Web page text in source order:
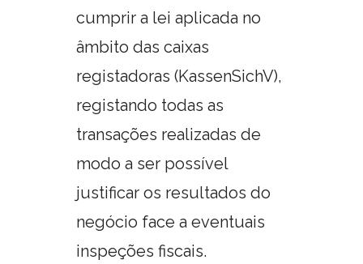
cumprir a lei aplicada no
âmbito das caixas
registadoras (KassenSichV),
registando todas as
transações realizadas de
modo a ser possível
justificar os resultados do
negócio face a eventuais
inspeções fiscais.